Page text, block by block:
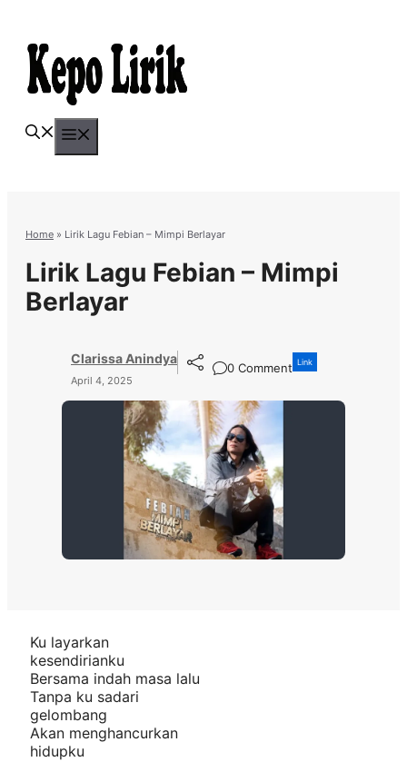
content
Home » Lirik Lagu Febian – Mimpi Berlayar
Lirik Lagu Febian – Mimpi
Berlayar
Clarissa Anindya
April 4, 2025
0 Comment Link
Ku layarkan
kesendirianku
Bersama indah masa lalu
Tanpa ku sadari
gelombang
Akan menghancurkan
hidupku